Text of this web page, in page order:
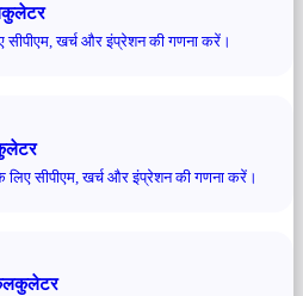
सीपीएम, खर्च और इंप्रेशन की गणना करें।
लिए सीपीएम, खर्च और इंप्रेशन की गणना करें।